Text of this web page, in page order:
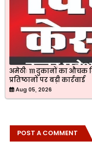
अमेठीः 111 दुकानों का औचक
प्रतिष्ठानों पर बड़ी कार्रवाई
Aug 05, 2026
POST A COMMENT